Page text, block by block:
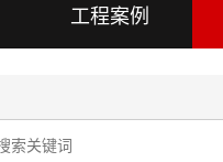
工程案例